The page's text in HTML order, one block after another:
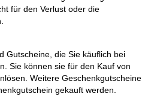
für den Verlust oder die
Gutscheine, die Sie käuflich bei
Sie können sie für den Kauf von
Weitere Geschenkgutscheine
gekauft werden.